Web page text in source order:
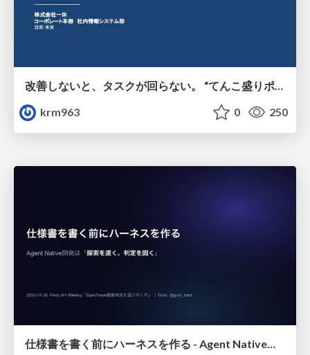
改善しないと、タスクが回らない。 “てんこ盛りポジション” を引き継いだ情シスの、入社3ヶ月の業務改善録
krm963
0 250